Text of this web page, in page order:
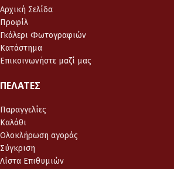
Αρχική Σελίδα
Προφίλ
Γκάλερι Φωτογραφιών
Κατάστημα
Επικοινωνήστε μαζί μας
ΠΕΛΆΤΕΣ
Παραγγελίες
Καλάθι
Ολοκλήρωση αγοράς
Σύγκριση
Λίστα Επιθυμιών